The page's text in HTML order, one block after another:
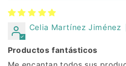
Celia Martínez Jiménez
Productos fantásticos